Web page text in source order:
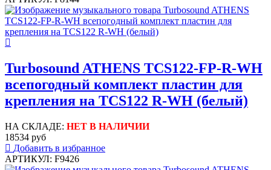
Turbosound ATHENS TCS122-FP-R-WH
всепогодный комплект пластин для
крепления на TCS122 R-WH (белый)
НА СКЛАДЕ: НЕТ В НАЛИЧИИ
18534 руб
Добавить в избранное
АРТИКУЛ: F9426